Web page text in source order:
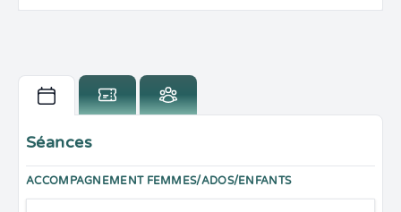
Séances
ACCOMPAGNEMENT FEMMES/ADOS/ENFANTS